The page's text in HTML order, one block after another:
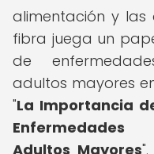
alimentación y las
fibra juega un
de
adultos mayores
"La Importancia
Enfermedades
Adultos Mayores